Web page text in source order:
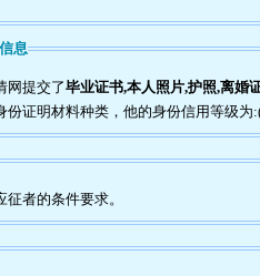
息
网提交了毕业证书,本人照片,护照,离婚
证明材料种类，他的身份信用等级为:(
者的条件要求。